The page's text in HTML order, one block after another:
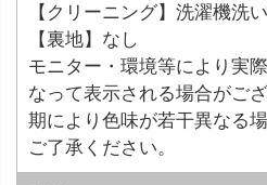
【クリーニング】洗濯機洗
【裏地】なし
モニター・環境等により実
なって表示される場合がご
期により色味が若干異なる
ご了承ください。